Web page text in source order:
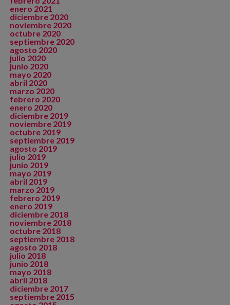
enero 2021
diciembre 2020
noviembre 2020
octubre 2020
septiembre 2020
agosto 2020
julio 2020
junio 2020
mayo 2020
abril 2020
marzo 2020
febrero 2020
enero 2020
diciembre 2019
noviembre 2019
octubre 2019
septiembre 2019
agosto 2019
julio 2019
junio 2019
mayo 2019
abril 2019
marzo 2019
febrero 2019
enero 2019
diciembre 2018
noviembre 2018
octubre 2018
septiembre 2018
agosto 2018
julio 2018
junio 2018
mayo 2018
abril 2018
diciembre 2017
septiembre 2015